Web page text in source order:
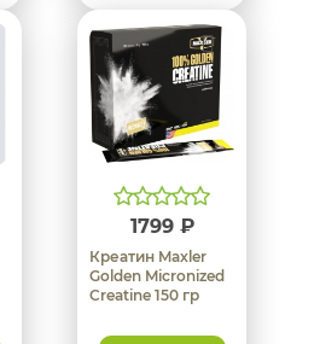
1799 ₽
Креатин Maxler
Golden Micronized
Creatine 150 гр